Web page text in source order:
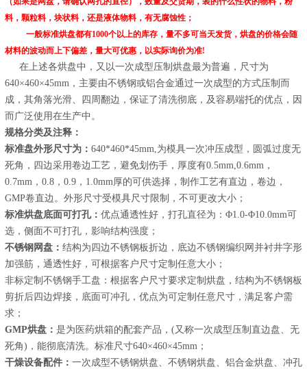
料，颗粒料，块状料，还是液体物料，有无腐蚀性；
一般标准烘盘都有1000个以上的库存，量不多可当天发货，烘盘的价格会随
材料的波动而上下偏差，量大可优惠，以实际询价为准!
在上述各烘盘中，又以一次成型压制烘盘最为普遍，尺寸为
640×460×45mm，主要由不锈钢或铝合金通过一次成型的方式压制而
成，其角落光滑、四周翻边，保证了清洗彻底，及容易端托的优点，因
而广泛使用在生产中。
规格分类及注释：
标准盘外形尺寸为： 640*460*45mm,为模具一次冲压成型，圆弧过度无
死角，四边采用卷边工艺，避免划伤手，厚度有0.5mm,0.6mm，
0.7mm，0.8，0.9，1.0mm厚的可供选择，制作工艺有直边，卷边，
GMP卷直边。外形尺寸受模具尺寸限制，不可更改大小；
标准烘盘底面可打孔： 优点通透性好，打孔直径为：Φ1.0-Φ10.0mm可
选，侧面不可打孔，影响结构强度；
不锈钢网盘： 结构为四边不锈钢板折边，底边不锈钢编织网并衬井字形
加强筋，通透性好，可根据客户尺寸定制任意大小；
非标定制不锈钢手工盘：根据客户尺寸要求定制烘盘，结构为不锈钢板
剪折后四边焊接，底面可冲孔，优点为可定制任意尺寸，满足客户需
求；
GMP烘盘： 是为医药烘箱的配套产品，(又称一次成型压制直边盘、无
死角)，能彻底清洗。标准尺寸640×460×45mm；
干燥设备配件： 一次成型不锈钢烘盘、不锈钢烘盘、铝合金烘盘、冲孔